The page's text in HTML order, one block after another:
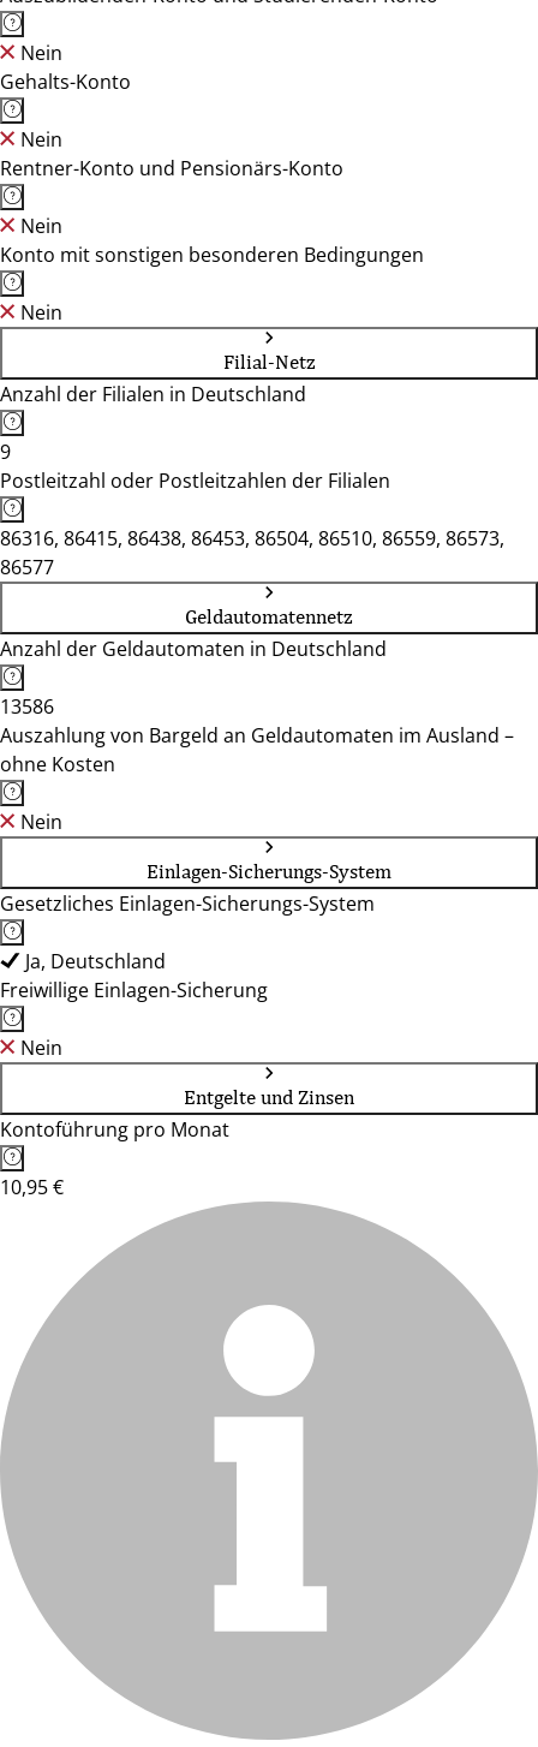
Nein
Gehalts-Konto
Nein
Rentner-Konto und Pensionärs-Konto
Nein
Konto mit sonstigen besonderen Bedingungen
Nein
Filial-Netz
Anzahl der Filialen in Deutschland
9
Postleitzahl oder Postleitzahlen der Filialen
86316, 86415, 86438, 86453, 86504, 86510, 86559, 86573,
86577
Geldautomatennetz
Anzahl der Geldautomaten in Deutschland
13586
Auszahlung von Bargeld an Geldautomaten im Ausland –
ohne Kosten
Nein
Einlagen-Sicherungs-System
Gesetzliches Einlagen-Sicherungs-System
Ja, Deutschland
Freiwillige Einlagen-Sicherung
Nein
Entgelte und Zinsen
Kontoführung pro Monat
10,95 €